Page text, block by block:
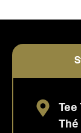
Tee
Thé